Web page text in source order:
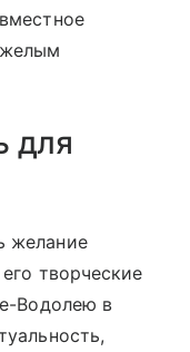
для
желание
творческие
Водолею в